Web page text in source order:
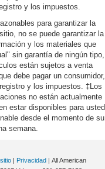
y los impuestos.
para garantizar la
no se puede garantizar la
y los materiales que
sin garantía de ningún tipo,
están sujetos a venta
debe pagar un consumidor,
y los impuestos. ‡Los
no están actualmente
estar disponibles para usted
desde el momento de su
semana.
| Privacidad | All American